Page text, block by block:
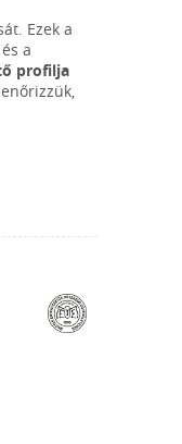
Ezek a
a
profilja